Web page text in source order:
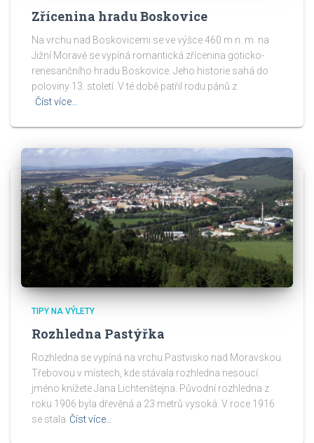
Zřícenina hradu Boskovice
Na vrchu nad Boskovicemi se ve výšce 460 m n. m. na
Jižní Moravě se vypíná romantická zřícenina goticko-
renesančního hradu Boskovice. Jeho historie sahá do
poloviny 13. století. V té době patřil rodu pánů z
Číst více…
TIPY NA VÝLETY
Rozhledna Pastýřka
Rozhledna se vypíná na vrchu Pastvisko nad Moravskou
Třebovou v místech, kde stávala rozhledna nesoucí
jméno knížete Jana Lichtenštejna. Původní rozhledna z
roku 1906 byla dřevěná a 23 metrů vysoká. V roce 1916
se stala Číst více…